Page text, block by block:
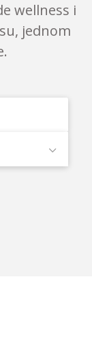
wellness i
jednom